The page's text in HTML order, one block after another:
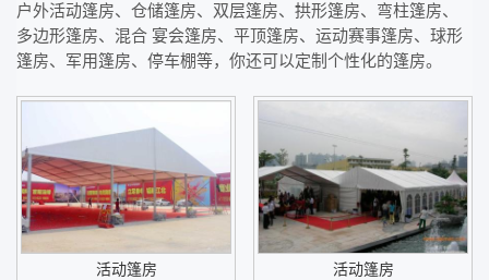
户外活动篷房、仓储篷房、双层篷房、拱形篷房、弯柱篷房、
多边形篷房、混合 宴会篷房、平顶篷房、运动赛事篷房、球形
篷房、军用篷房、停车棚等，你还可以定制个性化的篷房。
活动篷房 活动篷房